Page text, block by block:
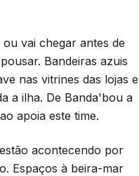
vai chegar antes de
Bandeiras azuis
nas vitrines das lojas e
a ilha. De Banda'bou a
apoia este time.
acontecendo por
Espaços à beira-mar